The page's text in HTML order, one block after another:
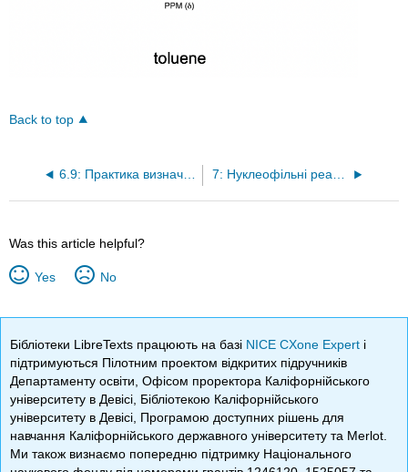
Back to top
6.9: Практика визначення структури 7: Нуклеофільні реакції заміщення
Was this article helpful?
Yes No
Бібліотеки LibreTexts працюють на базі NICE CXone Expert і
підтримуються Пілотним проектом відкритих підручників
Департаменту освіти, Офісом проректора Каліфорнійського
університету в Девісі, Бібліотекою Каліфорнійського
університету в Девісі, Програмою доступних рішень для
навчання Каліфорнійського державного університету та Merlot.
Ми також визнаємо попередню підтримку Національного